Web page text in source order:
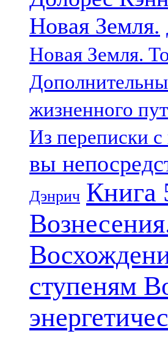
Новая Земля.
Новая Земля.
жизненного
Из переписки
вы
Дэнрич Книга
ступеням